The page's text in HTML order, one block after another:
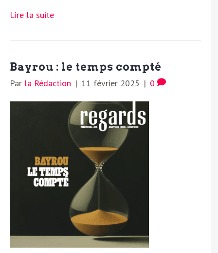
Lire la suite
Bayrou : le temps compté
Par la Rédaction | 11 février 2025 | 0